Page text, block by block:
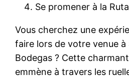
Se promener à la
Vous cherchez une
faire lors de votre venue à
Bodegas ? Cette
emmène à travers les